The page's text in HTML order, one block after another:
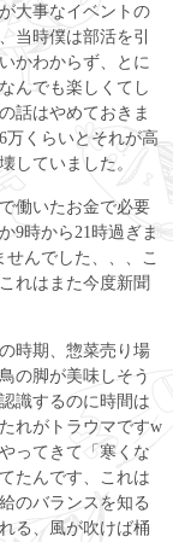
大事なイベントの
当時僕は部活を引
かわからず、とに
んでも楽しくてし
話はやめておきま
万くらいとそれが高
していました。
働いたお金で必要
9時から21時過ぎま
んでした、、、こ
れはまた今度新聞
時期、惣菜売り場
の脚が美味しそう
識するのに時間は
れがトラウマですw
ってきて「寒くな
たんです、これは
のバランスを知る
る、風が吹けば桶